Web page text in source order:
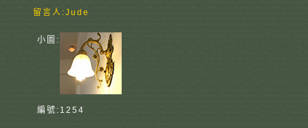
留言人:Jude
小圖:
編號: 1254